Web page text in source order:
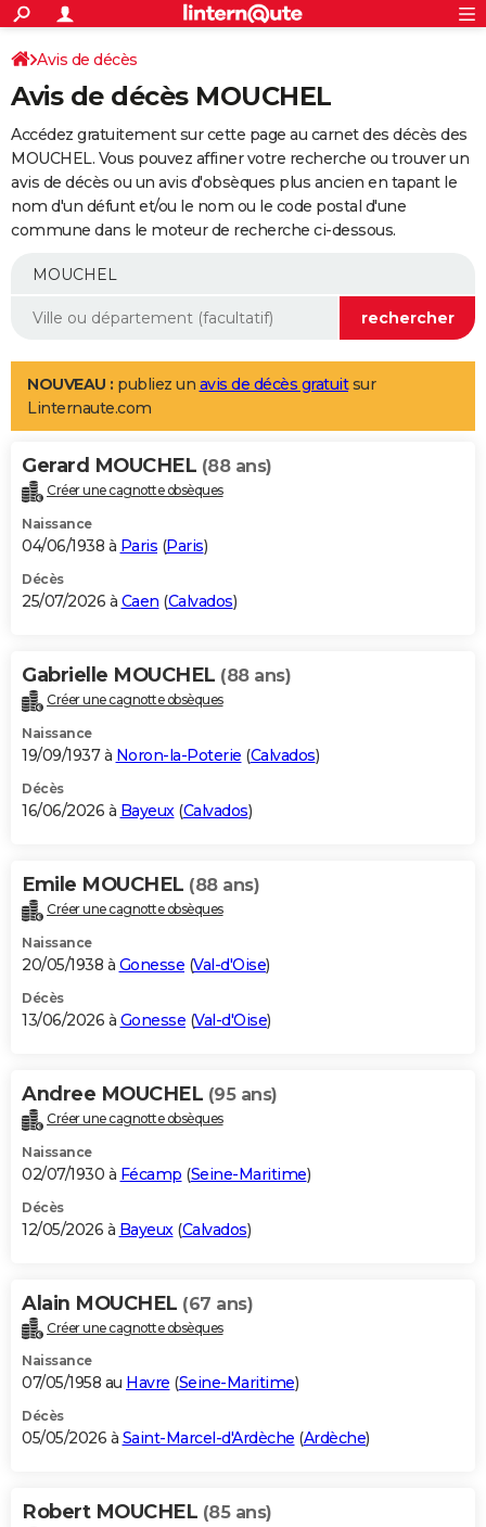
ACTUALITÉS
Politique
Société
Faits Divers
Education
Monde
Villes
+
SPORT
Coupe du monde 2026
Football
Tennis
Cyclisme
Rugby
Forum
Programme TV
TNT
Streaming
Cinéma
Sorties cinéma
Musique
+
FINANCE
Retraite
Epargne
Immobilier
Risques naturels par ville
Banque
Assurance
AUTO
Essais
Réserver un essai
Citadines
Berlines
SUV
Forum auto
+
Mobiles
Meilleur smartphone
Internet
Ordinateurs
Jeux vidéo
Guide high-tech
Aménagement intérieur
LIFESTYLE
Art de vivre
Bien-être
Loisirs
Mode
Modes de vie
Alimentation
Guide de la santé
Maladies
Médicaments
Sommeil
VOYAGE
Destinations
City break
Voyage nature
Voyage de noces
Forum
Climat
+PHOTO
GUIDES D'ACHAT
BONS PLANS
Carte de Noël
Carte Bonne année
Carte Saint-Valentin
Carte Pâques
Carte d'anniversaire
DICTIONNAIRE
Dictionnaire
Biographies
Citations
Expressions
Proverbes
PROGRAMME TV
S'inscrire
Se connecter
Lycées
Collèges
Primaires
Universités
Entreprises
Service militaire
Avis de recherche
AVIS DE DÉCÈS
Bricolage
Lifestyle
Culture
Sport
Auto
Television
Voyage
Cinema
Avis de décès
Avis de décès MOUCHEL
Accédez gratuitement sur cette page au carnet des décès des
MOUCHEL. Vous pouvez affiner votre recherche ou trouver un
avis de décès ou un avis d'obsèques plus ancien en tapant le
nom d'un défunt et/ou le nom ou le code postal d'une
commune dans le moteur de recherche ci-dessous.
NOUVEAU : publiez un avis de décès gratuitsur
Linternaute.com
Gerard MOUCHEL (88 ans)
Créer une cagnotte obsèques
Naissance
04/06/1938 à Paris (Paris)
Décès
25/07/2026 à Caen (Calvados)
Gabrielle MOUCHEL (88 ans)
Créer une cagnotte obsèques
Naissance
19/09/1937 à Noron-la-Poterie (Calvados)
Décès
16/06/2026 à Bayeux(Calvados)
Emile MOUCHEL (88 ans)
Créer une cagnotte obsèques
Naissance
20/05/1938 à Gonesse (Val-d'Oise)
Décès
13/06/2026 à Gonesse (Val-d'Oise)
Andree MOUCHEL (95 ans)
Créer une cagnotte obsèques
Naissance
02/07/1930 à Fécamp (Seine-Maritime)
Décès
12/05/2026 à Bayeux (Calvados)
Alain MOUCHEL (67 ans)
Créer une cagnotte obsèques
Naissance
07/05/1958 au Havre (Seine-Maritime)
Décès
05/05/2026 à Saint-Marcel-d'Ardèche (Ardèche)
Robert MOUCHEL (85 ans)